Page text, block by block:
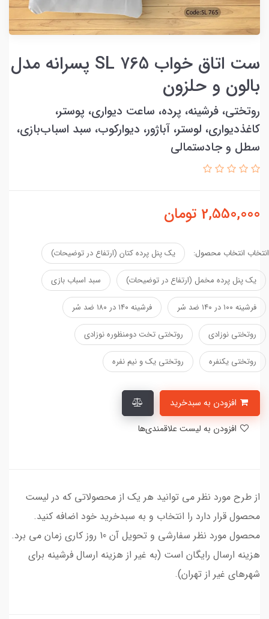
ست اتاق خواب SL ۷65 پسرانه مدل
بالون و حلزون
روتختی، فرشینه، پرده، ساعت دیواری، پوستر،
کاغذدیواری، لوستر، آباژور، دیوارکوب، سبد اسباب‌بازی،
سطل و جادستمالی
2,550,000 تومان
انتخاب انتخاب محصول: یک پنل پرده کتان (ارتفاع در توضیحات)
یک پنل پرده مخمل (ارتفاع در توضیحات) سبد اسباب بازی
فرشینه ۱۰۰ در ۱۴۰ ضد سُر فرشینه ۱۴۰ در ۱۸۰ ضد سُر
روتختی نوزادی روتختی تخت دومنظوره نوزادی
روتختی یکنفره روتختی یک و نیم نفره
از طرح مورد نظر می توانید هر یک از محصولاتی که در لیست
محصول قرار دارد را انتخاب و به سبدخرید خود اضافه کنید.
محصول مورد نظر سفارشی و تحویل آن 10 روز کاری زمان می برد.
هزینه ارسال رایگان است (به غیر از هزینه ارسال فرشینه برای
شهرهای غیر از تهران).